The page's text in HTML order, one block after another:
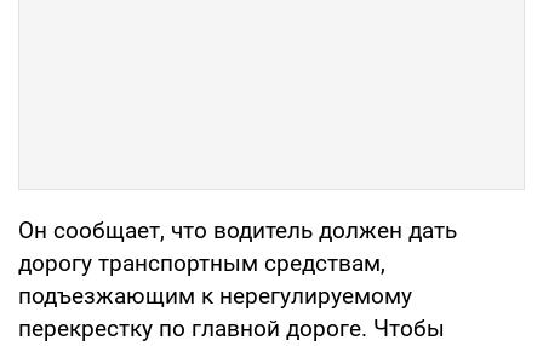
Он сообщает, что водитель должен дать
дорогу транспортным средствам,
подъезжающим к нерегулируемому
перекрестку по главной дороге. Чтобы